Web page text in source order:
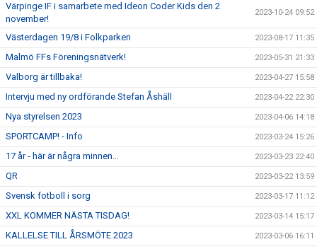
Värpinge IF i samarbete med Ideon Coder Kids den 2
november!
2023-10-24 09:52
Västerdagen 19/8 i Folkparken 2023-08-17 11:35
Malmö FFs Föreningsnätverk! 2023-05-31 21:33
Valborg är tillbaka! 2023-04-27 15:58
Intervju med ny ordförande Stefan Åshäll 2023-04-22 22:30
Nya styrelsen 2023 2023-04-06 14:18
SPORTCAMP! - Info 2023-03-24 15:26
17 år - här är några minnen… 2023-03-23 22:40
QR 2023-03-22 13:59
Svensk fotboll i sorg 2023-03-17 11:12
XXL KOMMER NÄSTA TISDAG! 2023-03-14 15:17
KALLELSE TILL ÅRSMÖTE 2023 2023-03-06 16:11